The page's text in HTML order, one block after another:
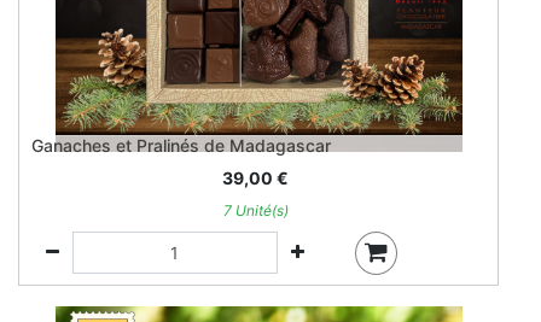
Ganaches et Pralinés de Madagascar
39,00 €
7 Unité(s)